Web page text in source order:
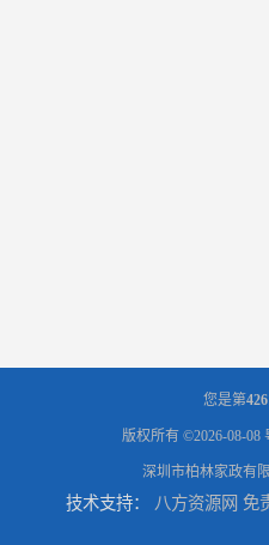
您是第
版权所有 ©2026-08-08
深圳市柏林家政有
技术支持： 八方资源网 免